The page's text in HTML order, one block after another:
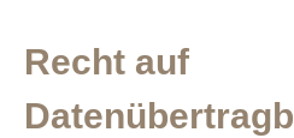
Recht auf